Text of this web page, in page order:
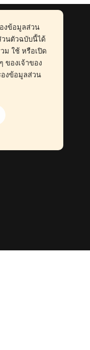
งข้อมูลส่วน
นตัวฉบับนี้ได้
ม ใช้ หรือเปิด
ของเจ้าของ
งข้อมูลส่วน